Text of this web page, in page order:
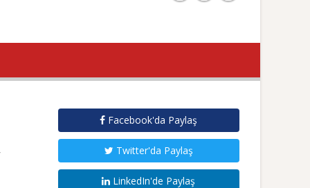
Facebook'da Paylaş
Twitter'da Paylaş
LinkedIn'de Paylaş